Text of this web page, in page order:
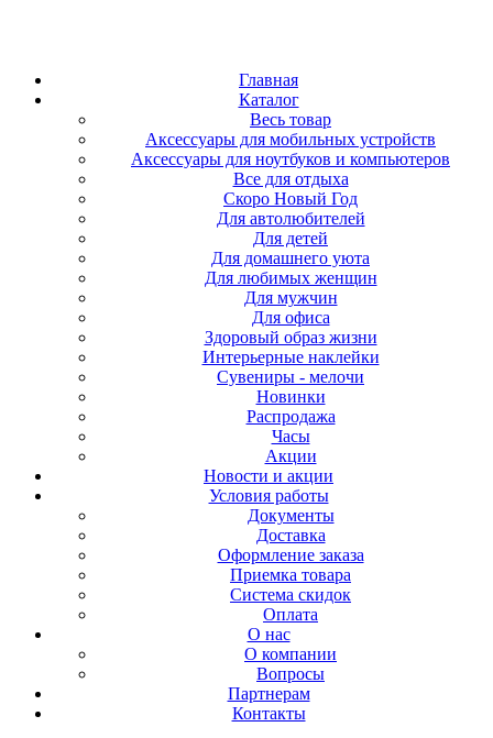
Главная
Каталог
Весь товар
Аксессуары для мобильных устройств
Аксессуары для ноутбуков и компьютеров
Все для отдыха
Скоро Новый Год
Для автолюбителей
Для детей
Для домашнего уюта
Для любимых женщин
Для мужчин
Для офиса
Здоровый образ жизни
Интерьерные наклейки
Сувениры - мелочи
Новинки
Распродажа
Часы
Акции
Новости и акции
Условия работы
Документы
Доставка
Оформление заказа
Приемка товара
Система скидок
Оплата
О нас
О компании
Вопросы
Партнерам
Контакты